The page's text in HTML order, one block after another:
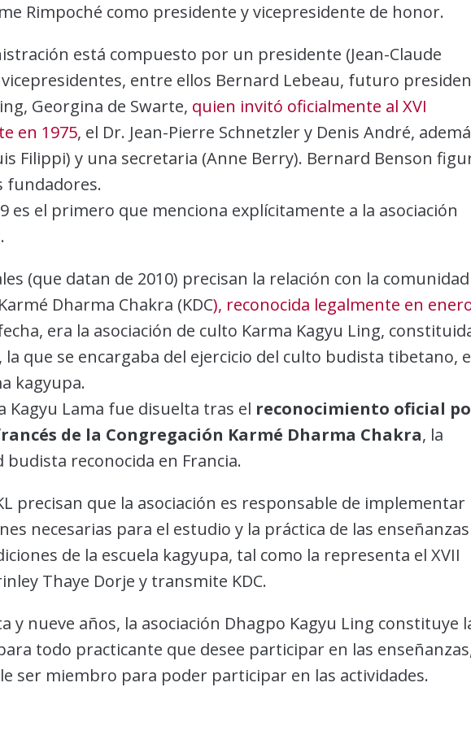
Rimpoché como presidente y vicepresidente de honor.
está compuesto por un presidente (Jean-Claude
entre ellos Bernard Lebeau, futuro
Georgina de Swarte, quien invitó oficialmente al XVI
en 1975, el Dr. Jean-Pierre Schnetzler y Denis André,
Filippi) y una secretaria (Anne Berry). Bernard Benson
fundadores.
es el primero que menciona explícitamente a la asociación
(que datan de 2010) precisan la relación con la comunidad
Dharma Chakra (KDC), reconocida legalmente en
era la asociación de culto Karma Kagyu Ling,
la que se encargaba del ejercicio del culto budista tibetano,
kagyupa.
Kagyu Lama fue disuelta tras el reconocimiento oficial
de la Congregación Karmé Dharma Chakra, la
reconocida en Francia.
precisan que la asociación es responsable de implementar
necesarias para el estudio y la práctica de las
de la escuela kagyupa, tal como la representa el XVII
Thaye Dorje y transmite KDC.
y nueve años, la asociación Dhagpo Kagyu Ling constituye
todo practicante que desee participar en las
ser miembro para poder participar en las actividades.